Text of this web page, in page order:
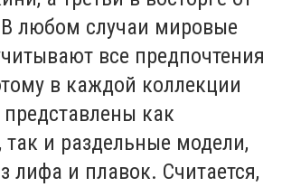
В любом случаи мировые
все предпочтения
в каждой коллекции
представлены как
и раздельные модели,
лифа и плавок. Считается,